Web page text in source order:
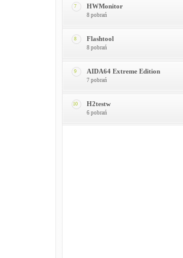
7 HWMonitor
8 pobrań
8 Flashtool
8 pobrań
9 AIDA64 Extreme Edition
7 pobrań
10 H2testw
6 pobrań